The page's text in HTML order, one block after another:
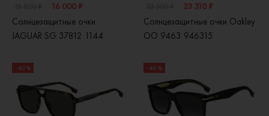
16 000 ₽
Солнцезащитные очки
JAGUAR SG 37812 1144
23 310 ₽
Солнцезащитные очки Oakley
OO 9463 946315
- 40 % - 40 %